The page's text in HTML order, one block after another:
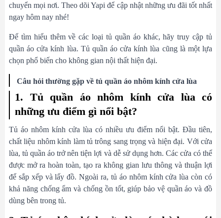
chuyển mọi nơi. Theo dõi Yapi để cập nhật những ưu đãi tốt nhất
ngay hôm nay nhé!
Để tìm hiểu thêm về các loại tủ quần áo khác, hãy truy cập tủ
quần áo cửa kính lùa. Tủ quần áo cửa kính lùa cũng là một lựa
chọn phổ biến cho không gian nội thất hiện đại.
Câu hỏi thường gặp về tủ quần áo nhôm kính cửa lùa
1. Tủ quần áo nhôm kính cửa lùa có
những ưu điểm gì nổi bật?
Tủ áo nhôm kính cửa lùa có nhiều ưu điểm nổi bật. Đầu tiên,
chất liệu nhôm kính làm tủ trông sang trọng và hiện đại. Với cửa
lùa, tủ quần áo trở nên tiện lợi và dễ sử dụng hơn. Các cửa có thể
được mở ra hoàn toàn, tạo ra không gian lưu thông và thuận lợi
để sắp xếp và lấy đồ. Ngoài ra, tủ áo nhôm kính cửa lùa còn có
khả năng chống ẩm và chống ồn tốt, giúp bảo vệ quần áo và đồ
dùng bên trong tủ.